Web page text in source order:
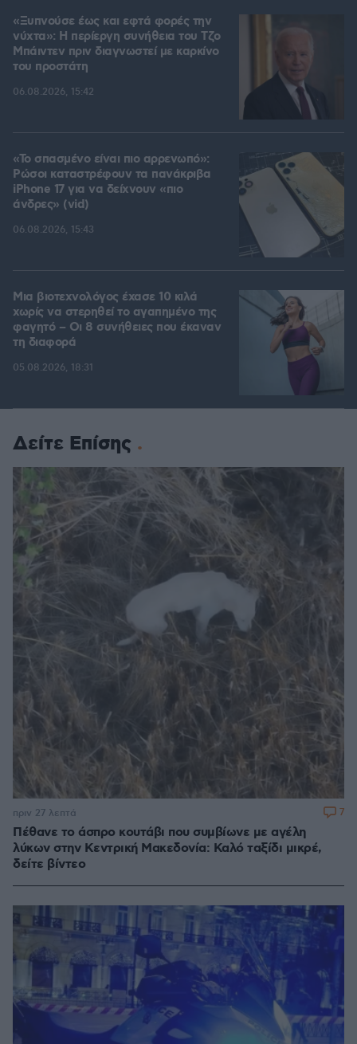
«Ξυπνούσε έως και εφτά φορές την
νύχτα»: Η περίεργη συνήθεια του Τζο
Μπάιντεν πριν διαγνωστεί με καρκίνο
του προστάτη
06.08.2026, 15:42
«Το σπασμένο είναι πιο αρρενωπό»:
Ρώσοι καταστρέφουν τα πανάκριβα
iPhone 17 για να δείχνουν «πιο
άνδρες» (vid)
06.08.2026, 15:43
Μια βιοτεχνολόγος έχασε 10 κιλά
χωρίς να στερηθεί το αγαπημένο της
φαγητό – Οι 8 συνήθειες που έκαναν
τη διαφορά
05.08.2026, 18:31
Δείτε Επίσης
Πέθανε το άσπρο κουτάβι που συμβίωνε με αγέλη
λύκων στην Κεντρική Μακεδονία: Καλό ταξίδι μικρέ,
δείτε βίντεο
πριν 27 λεπτά 7